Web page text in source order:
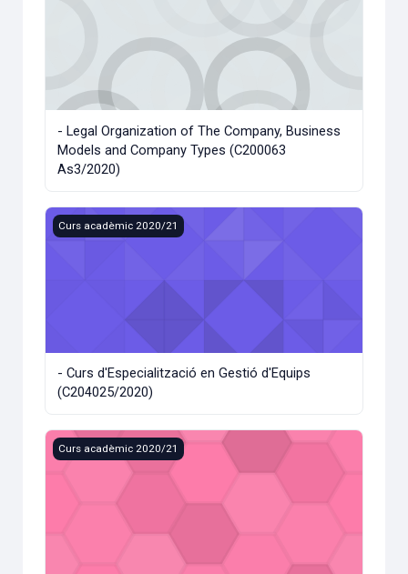
- Legal Organization of The Company, Business
Models and Company Types (C200063
As3/2020)
- Curs d'Especialització en Gestió d'Equips (C204025/2020)
Curs acadèmic 2020/21
- Curs d'Especialització en Gestió d'Equips
(C204025/2020)
- Curso de Especialización en La Prueba Testifical desde
Curs acadèmic 2020/21